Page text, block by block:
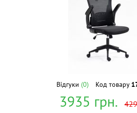
Відгуки (0) Код товару
3935 грн.